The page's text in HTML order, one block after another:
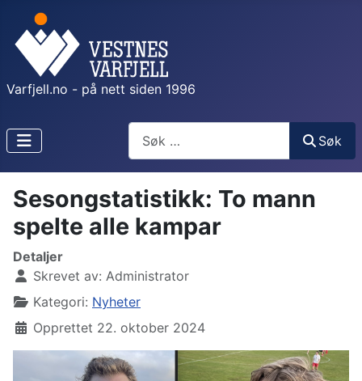
Varfjell.no - på nett siden 1996
Søk
Sesongstatistikk: To mann
spelte alle kampar
Detaljer
Skrevet av: Administrator
Kategori: Nyheter
Opprettet 22. oktober 2024